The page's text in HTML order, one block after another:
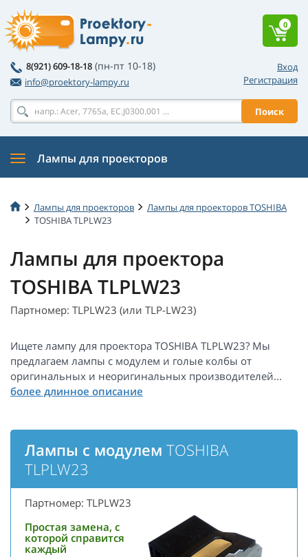
Вход
Регистрация
8(921) 609-18-18 (пн-пт 10-18)
info@proektory-lampy.ru
Поиск
0
Лампы для проекторов
Лампы для проекторов
Лампы для проекторов TOSHIBA
TOSHIBA TLPLW23
Лампы для проектора
TOSHIBA TLPLW23
Партномер: TLPLW23 (или TLP-LW23)
Ищете лампу для проектора TOSHIBA TLPLW23? Мы
предлагаем лампы с модулем и голые колбы от
оригинальных и неоригинальных производителей...
Лампы с модулем TOSHIBA
TLPLW23
Партномер: TLPLW23
Простая замена, с
которой справится
каждый